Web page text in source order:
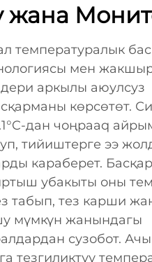
жана
температуралык
мен
аркылы аюулсуз
көрсөтөт.
дан чоңраaq
тийиштерге ээ
караберет.
убакыты оны
табып, тез карши
мүмкүн жанындагы
сузобот.
тезгиликтүү